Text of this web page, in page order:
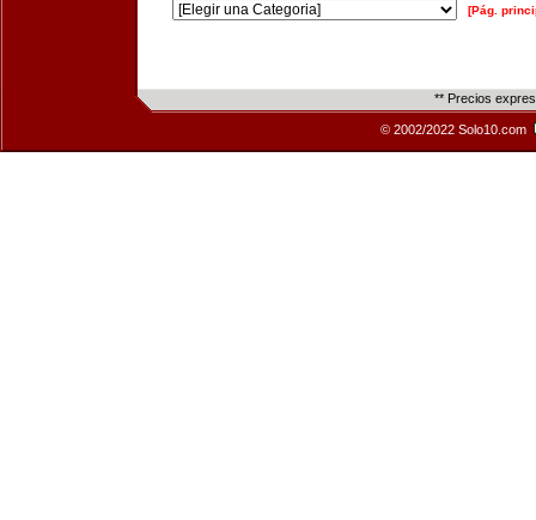
[Pág.
** Precios
© 2002/2022 Solo10.com